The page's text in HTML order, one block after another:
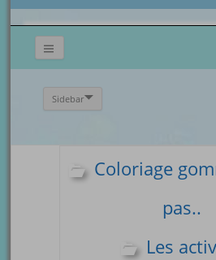
Sidebar
Coloriage
pas..
Les